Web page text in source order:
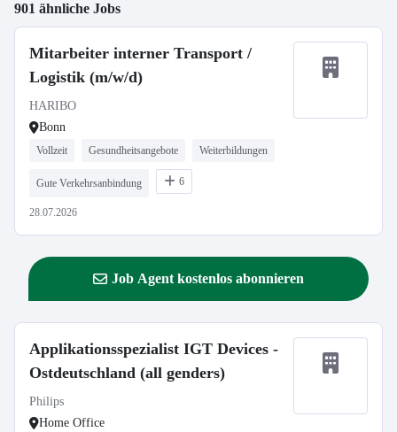
901 ähnliche Jobs
Mitarbeiter interner Transport /
Logistik (m/w/d)
HARIBO
Bonn
Vollzeit Gesundheitsangebote Weiterbildungen
Gute Verkehrsanbindung 6
28.07.2026
Job Agent kostenlos abonnieren
Applikationsspezialist IGT Devices -
Ostdeutschland (all genders)
Philips
Home Office